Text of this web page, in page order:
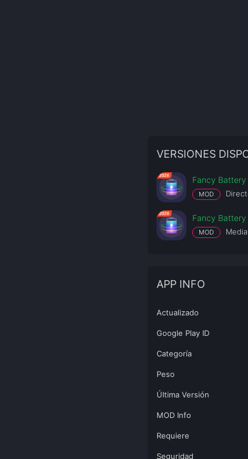
VERSIONES
Fancy
MOD
Fancy
MOD
APP INFO
Actualizado
Google Play ID
Categoría
Peso
Última Versión
MOD Info
Requiere
Seguridad